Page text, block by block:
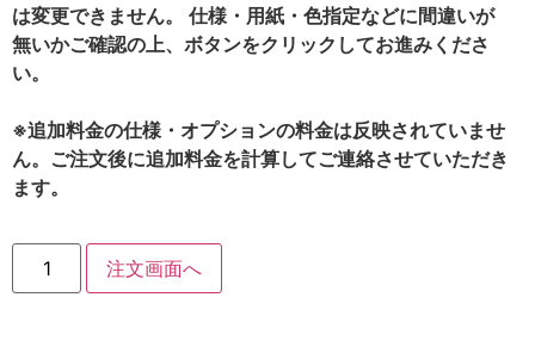
は変更できません。 仕様・用紙・色指定などに間違いが
無いかご確認の上、ボタンをクリックしてお進みくださ
い。
※追加料金の仕様・オプションの料金は反映されていませ
ん。ご注文後に追加料金を計算してご連絡させていただき
ます。
注文画面へ